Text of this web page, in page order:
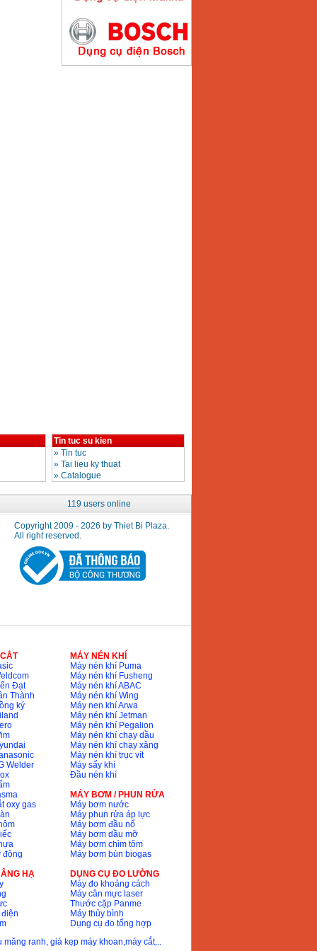
May han que dien tu
Hong ky HK200E
Tin tuc su kien
» Tin tuc
» Tai lieu ky thuat
» Catalogue
119 users online
Copyright 2009 - 2026 by Thiet Bi Plaza.
All right reserved.
Đạt
Thành
ký
Welder
oxy gas
động
HẠ
MÁY NÉN KHÍ
Máy nén khí Puma
Máy nén khí Fusheng
Máy nén khí ABAC
Máy nén khí Wing
Máy nen khí Arwa
Máy nén khí Jetman
Máy nén khí Pegalion
Máy nén khí chạy dầu
Máy nén khí chạy xăng
Máy nén khí trục vít
Máy sấy khí
Đầu nén khí
MÁY BƠM / PHUN RỬA
Máy bơm nước
Máy phun rửa áp lực
Máy bơm đầu nổ
Máy bơm dầu mỡ
Máy bơm chìm tõm
Máy bơm bùn biogas
DỤNG CỤ ĐO LƯỜNG
Máy đo khoảng cách
Máy cân mực laser
Thước cặp Panme
Máy thủy bình
Dụng cụ đo tổng hợp
măng ranh, giá kẹp máy khoan,máy cắt,..